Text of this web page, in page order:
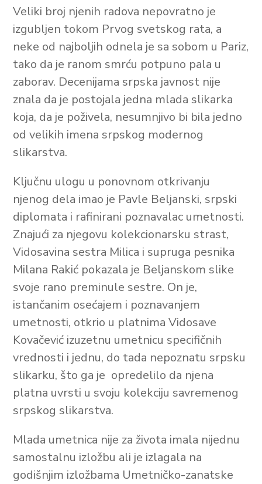
Veliki broj njenih radova nepovratno je
izgubljen tokom Prvog svetskog rata, a
neke od najboljih odnela je sa sobom u Pariz,
tako da je ranom smrću potpuno pala u
zaborav. Decenijama srpska javnost nije
znala da je postojala jedna mlada slikarka
koja, da je poživela, nesumnjivo bi bila jedno
od velikih imena srpskog modernog
slikarstva.
Ključnu ulogu u ponovnom otkrivanju
njenog dela imao je Pavle Beljanski, srpski
diplomata i rafinirani poznavalac umetnosti.
Znajući za njegovu kolekcionarsku strast,
Vidosavina sestra Milica i supruga pesnika
Milana Rakić pokazala je Beljanskom slike
svoje rano preminule sestre. On je,
istančanim osećajem i poznavanjem
umetnosti, otkrio u platnima Vidosave
Kovačević izuzetnu umetnicu specifičnih
vrednosti i jednu, do tada nepoznatu srpsku
slikarku, što ga je opredelilo da njena
platna uvrsti u svoju kolekciju savremenog
srpskog slikarstva.
Mlada umetnica nije za života imala nijednu
samostalnu izložbu ali je izlagala na
godišnjim izložbama Umetničko-zanatske